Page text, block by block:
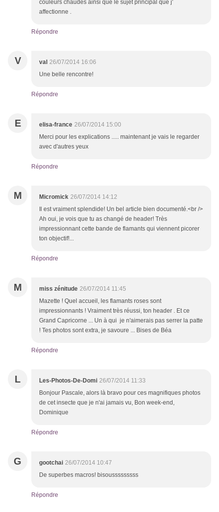
couleurs chaudes ainsi que le sujet principal que j'
affectionne .
Répondre
V val 26/07/2014 16:06
Une belle rencontre!
Répondre
E elisa-france 26/07/2014 15:00
Merci pour les explications ..... maintenant je vais le regarder
avec d'autres yeux
Répondre
M Micromick 26/07/2014 14:12
Il est vraiment splendide! Un bel article bien documenté.<br />
Ah oui, je vois que tu as changé de header! Très
impressionnant cette bande de flamants qui viennent picorer
ton objectif!...
Répondre
M miss zénitude 26/07/2014 11:45
Mazette ! Quel accueil, les flamants roses sont
impressionnants ! Vraiment très réussi, ton header . Et ce
Grand Capricorne ... Un à qui je n'aimerais pas serrer la patte
! Tes photos sont extra, je savoure ... Bises de Béa
Répondre
L Les-Photos-De-Domi 26/07/2014 11:33
Bonjour Pascale, alors là bravo pour ces magnifiques photos
de cet insecte que je n'ai jamais vu, Bon week-end,
Dominique
Répondre
G gootchai 26/07/2014 10:47
De superbes macros! bisousssssssss
Répondre